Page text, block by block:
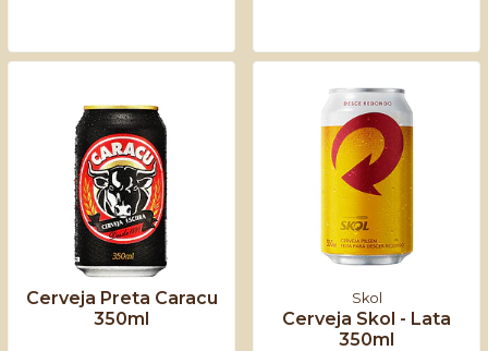
Cerveja Preta Caracu
350ml
Skol
Cerveja Skol - Lata
350ml